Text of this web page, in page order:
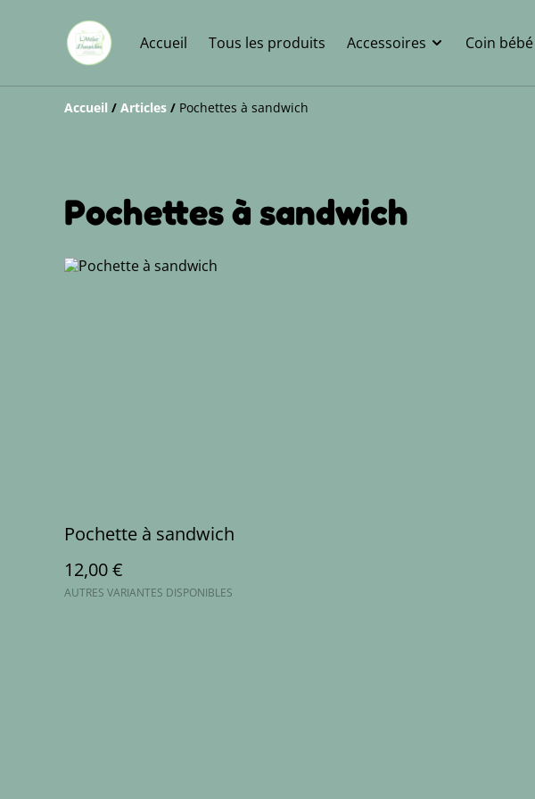
Accueil Tous les produits Accessoires Coin bébé
Accueil / Articles / Pochettes à sandwich
Pochettes à sandwich
Pochette à sandwich
12,00 €
AUTRES VARIANTES DISPONIBLES